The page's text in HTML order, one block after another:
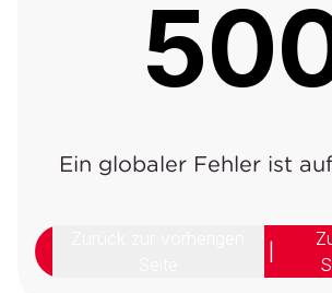
Ein globaler Fehler ist